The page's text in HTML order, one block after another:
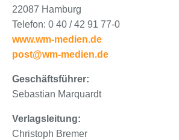
22087 Hamburg
Telefon: 0 40 / 42 91 77-0
www.wm-medien.de
post@wm-medien.de
Geschäftsführer:
Sebastian Marquardt
Verlagsleitung:
Christoph Bremer